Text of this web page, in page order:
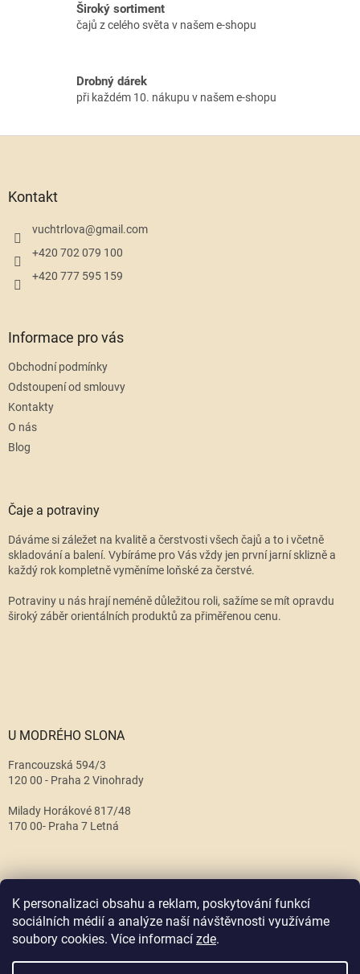
K personalizaci obsahu a reklam, poskytování funkcí
sociálních médií a analýze naší návštěvnosti využíváme
soubory cookies. Více informací zde.
ý
u
Široký sortiment
čajů z celého světa v našem e-shopu
Drobný dárek
při každém 10. nákupu v našem e-shopu
Kontakt
vuchtrlova@gmail.com
+420 702 079 100
+420 777 595 159
Informace pro vás
Obchodní podmínky
Odstoupení od smlouvy
Kontakty
O nás
Blog
Čaje a potraviny
Dáváme si záležet na kvalitě a čerstvosti všech čajů a to i včetně
skladování a balení. Vybíráme pro Vás vždy jen první jarní sklizně a
každý rok kompletně vyměníme loňské za čerstvé.
Potraviny u nás hrají neméně důležitou roli, sažíme se mít opravdu
široký záběr orientálních produktů za přiměřenou cenu.
U MODRÉHO SLONA
Francouzská 594/3
120 00 - Praha 2 Vinohrady
Milady Horákové 817/48
170 00- Praha 7 Letná